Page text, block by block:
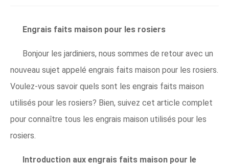
Engrais faits maison pour les rosiers
Bonjour les jardiniers, nous sommes de retour avec un
nouveau sujet appelé engrais faits maison pour les rosiers.
Voulez-vous savoir quels sont les engrais faits maison
utilisés pour les rosiers? Bien, suivez cet article complet
pour connaître tous les engrais maison utilisés pour les
rosiers.
Introduction aux engrais faits maison pour le